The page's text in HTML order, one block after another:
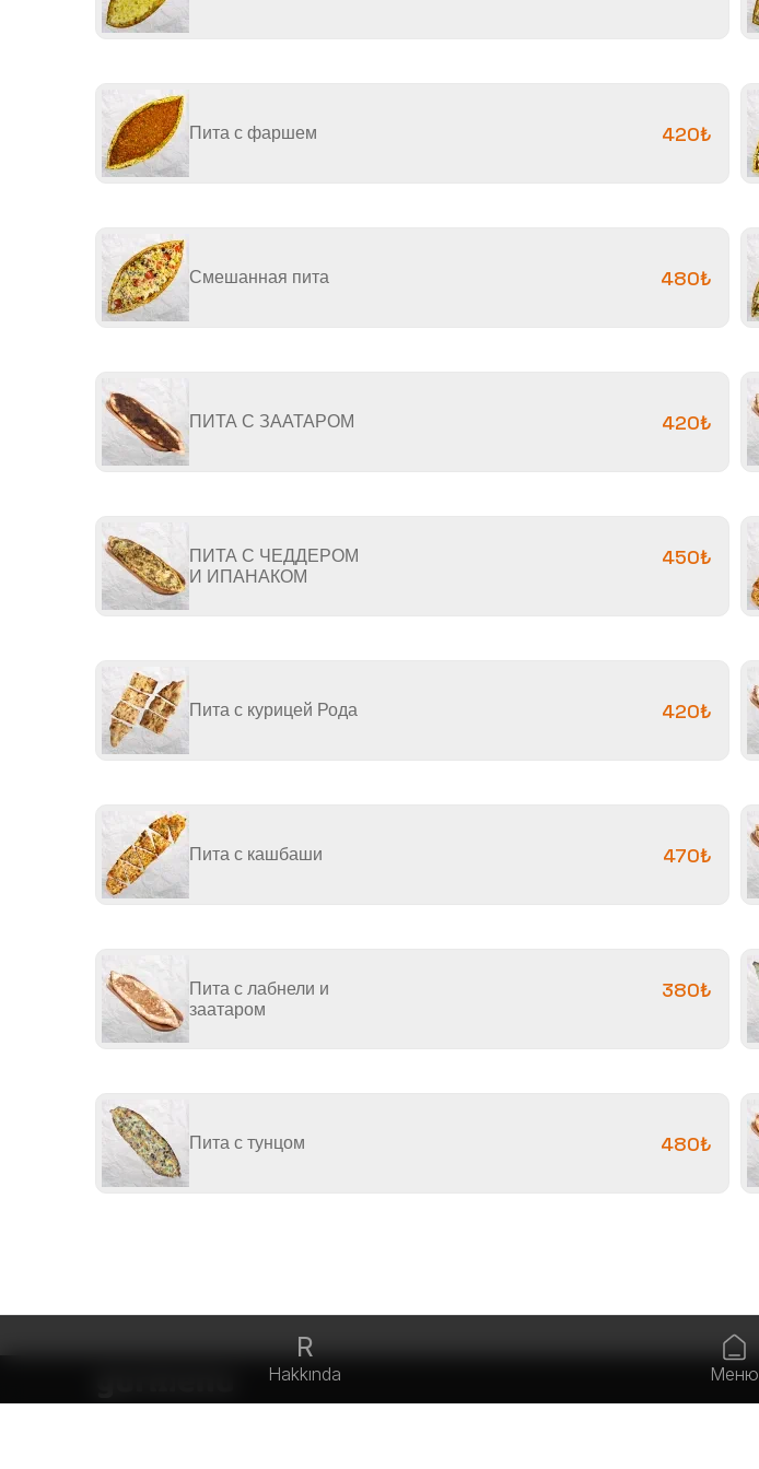
Пита с фаршем 420₺
Смешанная пита 480₺
ПИТА С ЗААТАРОМ 420₺
ПИТА С ЧЕДДЕРОМ
И ИПАНАКОМ
450₺
Пита с курицей Рода 420₺
Пита с кашбаши 470₺
Пита с лабнели и
заатаром
380₺
Пита с тунцом 480₺
R
Hakkında Меню